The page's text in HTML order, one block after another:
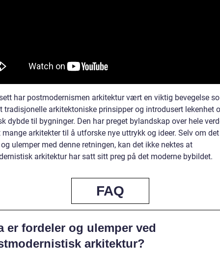
har postmodernismen arkitektur vært en viktig bevegelse
tradisjonelle arkitektoniske prinsipper og introdusert lekenhet
dybde til bygninger. Den har preget bylandskap over hele
mange arkitekter til å utforske nye uttrykk og ideer. Selv om det
ulemper med denne retningen, kan det ikke nektes at
arkitektur har satt sitt preg på det moderne bybildet.
FAQ
er fordeler og ulemper ved
arkitektur?